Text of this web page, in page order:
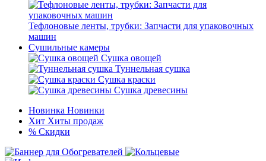
Тефлоновые ленты, трубки: Запчасти для упаковочных
машин
Сушильные камеры
Сушка овощей
Туннельная сушка
Сушка краски
Сушка древесины
Новинка Новинки
Хит Хиты продаж
% Скидки